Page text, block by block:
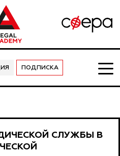
ПОДПИСКА
СЛУЖБЫ В